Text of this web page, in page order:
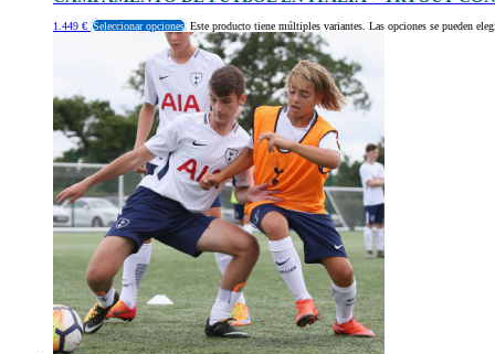
1.449 € Seleccionar opciones Este producto tiene múltiples variantes. Las opciones se pueden